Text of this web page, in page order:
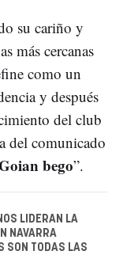
su cariño y
más cercanas
como un
y después
del club
del comunicado
bego”.
LIDERAN LA
NAVARRA
SON TODAS LAS